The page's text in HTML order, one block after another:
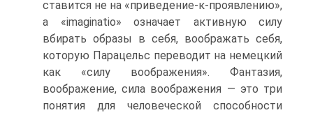
ставится не на «приведение-к-проявлению»,
a «imaginatio» означает активную силу
вбирать образы в себя, воображать себя,
которую Парацельс переводит на немецкий
как «силу воображения». Фантазия,
воображение, сила воображения — это три
понятия для человеческой способности